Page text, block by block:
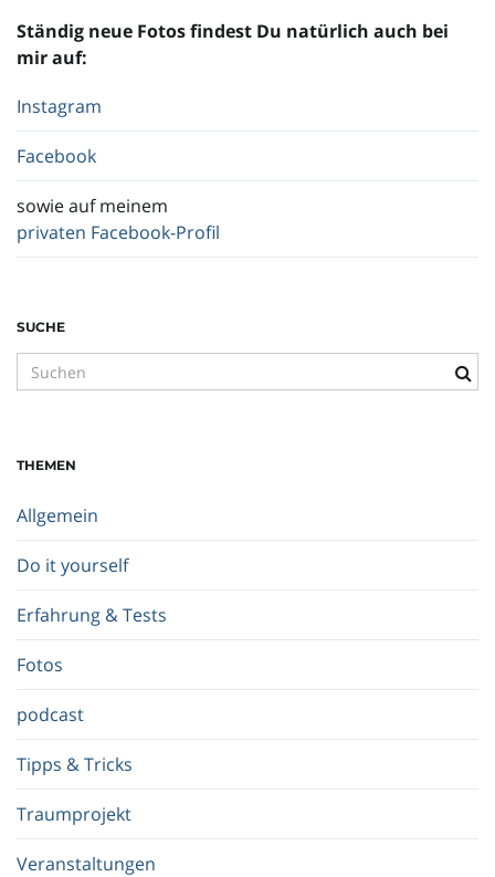
Ständig neue Fotos findest Du natürlich auch bei
mir auf:
Instagram
Facebook
sowie auf meinem
privaten Facebook-Profil
SUCHE
u
b
g
i
f
.
.
.
THEMEN
Allgemein
Do it yourself
Erfahrung & Tests
Fotos
podcast
Tipps & Tricks
Traumprojekt
Veranstaltungen